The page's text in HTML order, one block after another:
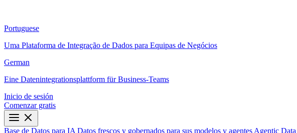
Portuguese
Uma Plataforma de Integração de Dados para Equipas de Negócios
German
Eine Datenintegrationsplattform für Business-Teams
Inicio de sesión
Comenzar gratis
Base de Datos para IA Datos frescos y gobernados para sus modelos y agentes Agentic